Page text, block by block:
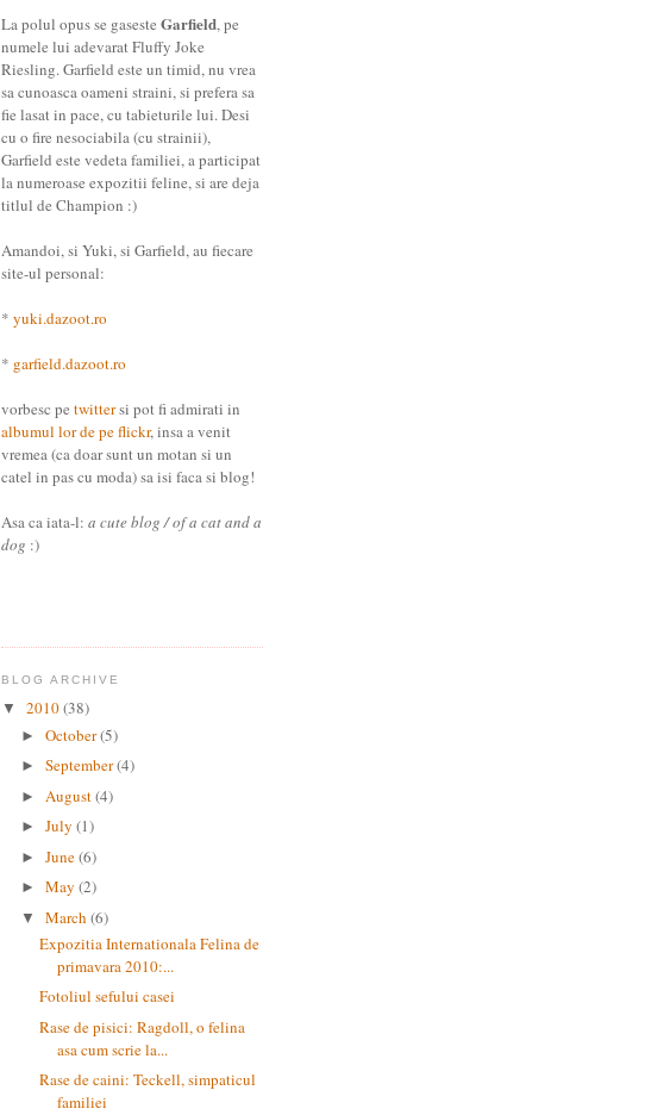
La polul opus se gaseste Garfield, pe
numele lui adevarat Fluffy Joke
Riesling. Garfield este un timid, nu vrea
sa cunoasca oameni straini, si prefera sa
fie lasat in pace, cu tabieturile lui. Desi
cu o fire nesociabila (cu strainii),
Garfield este vedeta familiei, a participat
la numeroase expozitii feline, si are deja
titlul de Champion :)
Amandoi, si Yuki, si Garfield, au fiecare
site-ul personal:
* yuki.dazoot.ro
* garfield.dazoot.ro
vorbesc pe twittersi pot fi admirati in
albumul lor de pe flickr, insa a venit
vremea (ca doar sunt un motan si un
catel in pas cu moda) sa isi faca si blog!
Asa ca iata-l: a cute blog / of a cat and a
dog :)
BLOG ARCHIVE
▼ 2010(38)
► October(5)
► September(4)
► August(4)
► July (1)
► June(6)
► May (2)
▼ March (6)
Expozitia Internationala Felina de
primavara 2010:...
Fotoliul sefului casei
Rase de pisici: Ragdoll, o felina
asa cum scrie la...
Rase de caini: Teckell, simpaticul
familiei